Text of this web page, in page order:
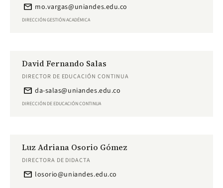
email mo.vargas@uniandes.edu.co
DIRECCIÓN GESTIÓN ACADÉMICA
David Fernando Salas
DIRECTOR DE EDUCACIÓN CONTINUA
email da-salas@uniandes.edu.co
DIRECCIÓN DE EDUCACIÓN CONTINUA
Luz Adriana Osorio Gómez
DIRECTORA DE DIDACTA
email losorio@uniandes.edu.co